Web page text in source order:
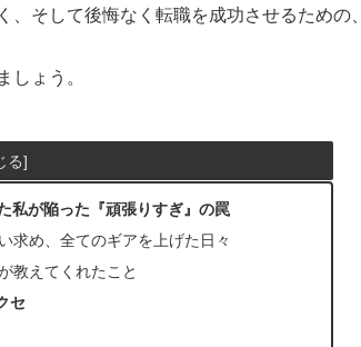
そして後悔なく転職を成功させるための、
しょう。
私が陥った『頑張りすぎ』の罠
求め、全てのギアを上げた日々
教えてくれたこと
セ